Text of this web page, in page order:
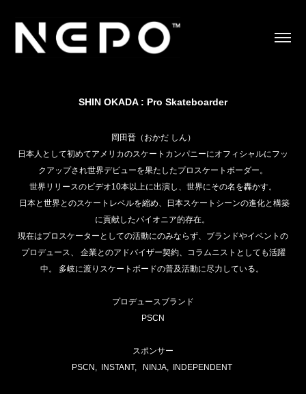
SHIN OKADA : Pro Skateboarder
岡田晋（おかだ しん）
日本人として初めてアメリカのスケートカンパニーにオフィシャルにフッ
クアップされ世界デビューを果たしたプロスケートボーダー。
世界リリースのビデオ10本以上に出演し、世界にその名を轟かす。
日本と世界とのスケートレベルを縮め、日本スケートシーンの進化と構築
に貢献したパイオニア的存在。
現在はプロスケーターとしての活動にのみならず、ブランドやイベントの
プロデュース、 企業とのアドバイザー契約、コラムニストとしても活躍
中。 多岐に渡りスケートボードの普及活動に尽力している。
プロデュースブランド
PSCN
スポンサー
PSCN, INSTANT, NINJA, INDEPENDENT